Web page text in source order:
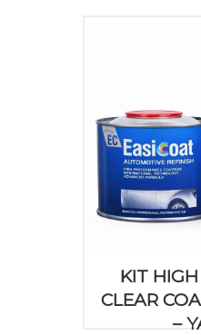
KIT
CLEAR
–